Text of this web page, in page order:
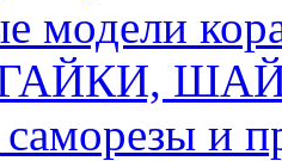
модели
и